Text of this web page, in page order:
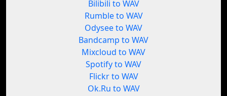
Bilibili to WAV
Rumble to WAV
Odysee to WAV
Bandcamp to WAV
Mixcloud to WAV
Spotify to WAV
Flickr to WAV
Ok.Ru to WAV